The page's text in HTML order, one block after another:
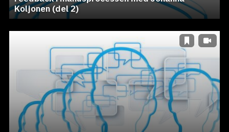
Koljonen (del 2)